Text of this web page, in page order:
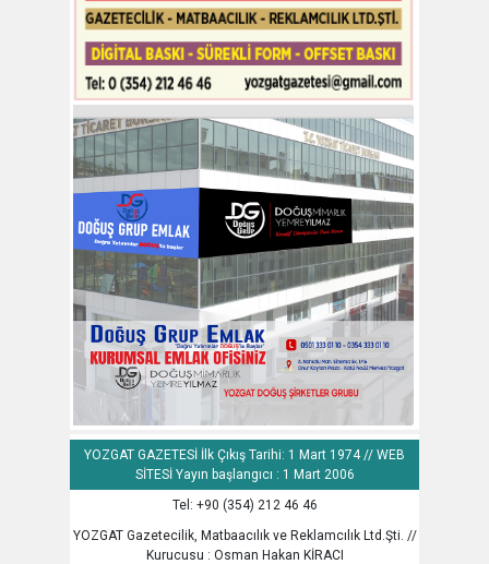
YOZGAT GAZETESİ İlk Çıkış Tarihi: 1 Mart 1974 // WEB
SİTESİ Yayın başlangıcı : 1 Mart 2006
Tel: +90 (354) 212 46 46
YOZGAT Gazetecilik, Matbaacılık ve Reklamcılık Ltd.Şti. //
Kurucusu : Osman Hakan KİRACI